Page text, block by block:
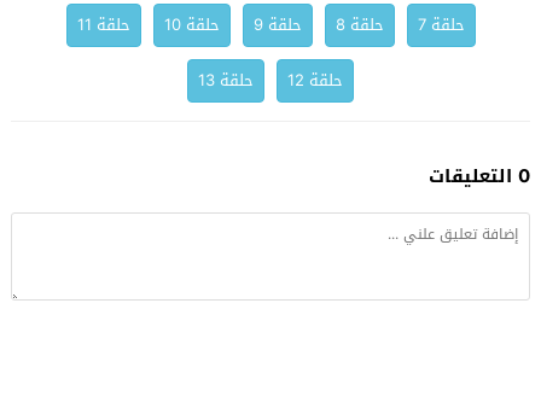
حلقة 7
حلقة 8 حلقة 9 حلقة 10
حلقة 11
حلقة 12
حلقة 13
0 التعليقات